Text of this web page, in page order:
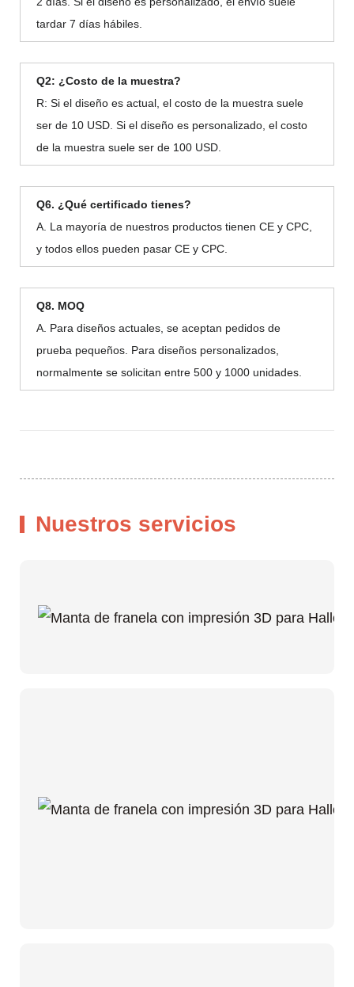
tardar 7 días hábiles.
Q2: ¿Costo de la muestra?
R: Si el diseño es actual, el costo de la muestra suele
ser de 10 USD. Si el diseño es personalizado, el costo
de la muestra suele ser de 100 USD.
Q6. ¿Qué certificado tienes?
A. La mayoría de nuestros productos tienen CE y CPC,
y todos ellos pueden pasar CE y CPC.
Q8. MOQ
A. Para diseños actuales, se aceptan pedidos de
prueba pequeños. Para diseños personalizados,
normalmente se solicitan entre 500 y 1000 unidades.
Nuestros servicios